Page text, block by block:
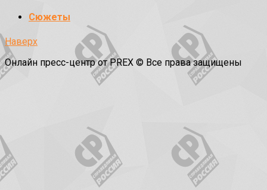
Сюжеты
Наверх
Онлайн пресс-центр от PREX © Все права защищены